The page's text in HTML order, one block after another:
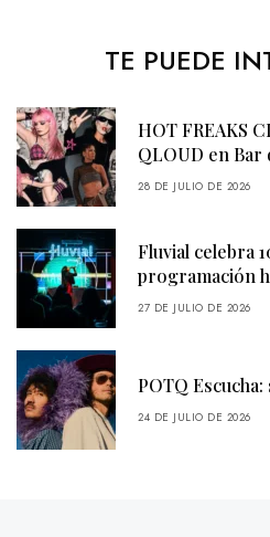
TE PUEDE
HOT FREAKS
QLOUD en Bar
28 DE JULIO DE 2026
Fluvial celebra
programación
27 DE JULIO DE 2026
POTQ
24 DE JULIO DE 2026